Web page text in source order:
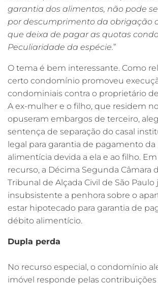
garantia dos alimentos, não pode
por descumprimento da obrigação
que deixa de pagar as quotas
Peculiaridade da espécie.”
O tema é bem interessante. Como
certo condomínio promoveu
condominiais contra o proprietário
A ex-mulher e o filho, que residem
opuseram embargos de terceiro,
sentença de separação do casal
legal para garantia de pagamento da
alimentícia devida a ela e ao filho.
recurso, a Décima Segunda Câmara
Tribunal de Alçada Civil de São Paulo
insubsistente a penhora sobre o
estar hipotecado para garantia de
débito alimentício.
Dupla perda
No recurso especial, o condomínio
imóvel responde pelas